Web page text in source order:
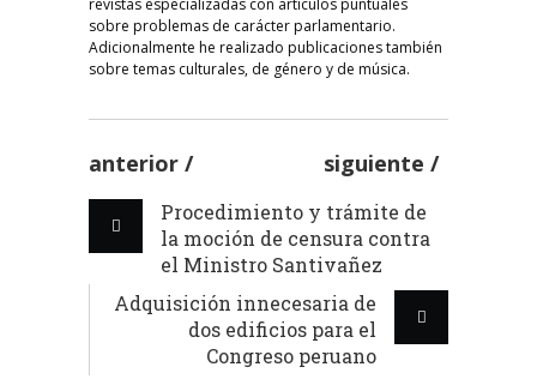
revistas especializadas con artículos puntuales
sobre problemas de carácter parlamentario.
Adicionalmente he realizado publicaciones también
sobre temas culturales, de género y de música.
anterior siguiente
Procedimiento y trámite de
la moción de censura contra
el Ministro Santivañez
Adquisición innecesaria de
dos edificios para el
Congreso peruano